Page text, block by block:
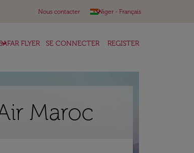
Nous contacter Niger - Français
keyboard_arrow_down
FLYER SE CONNECTER REGISTER
Maroc